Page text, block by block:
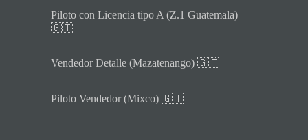
Piloto con Licencia tipo A (Z.1 Guatemala)
🇬🇹
Vendedor Detalle (Mazatenango) 🇬🇹
Piloto Vendedor (Mixco) 🇬🇹